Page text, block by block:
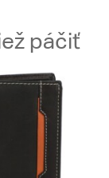
páčiť